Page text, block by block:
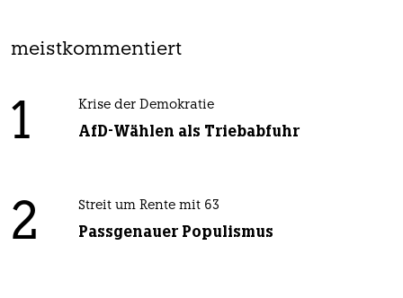
meistkommentiert
1 Krise der Demokratie
AfD-Wählen als Triebabfuhr
2 Streit um Rente mit 63
Passgenauer Populismus